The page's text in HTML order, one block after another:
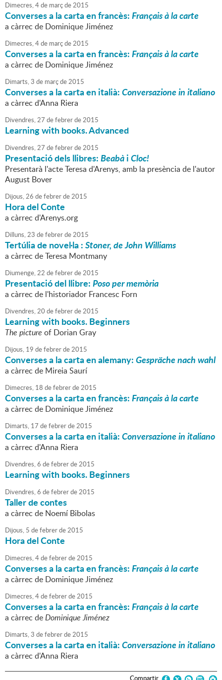
Dimecres,4de marçde2015
Converses a la carta en francès:Français à la carte
a càrrec de Dominique Jiménez
Dimecres,4de marçde2015
Converses a la carta en francès:Français à la carte
a càrrec de Dominique Jiménez
Dimarts,3 de marçde2015
Converses a la carta en italià:Conversazione in italiano
a càrrec d'Anna Riera
Divendres,27 defebrerde2015
Learning with books. Advanced
Divendres,27 defebrerde2015
Presentació dels llibres:BeabàiCloc!
Presentarà l'acte Teresa d'Arenys, amb la presència de l'autor
August Bover
Dijous,26 defebrerde2015
Hora del Conte
a càrrec d'Arenys.org
Dilluns,23 defebrerde2015
Tertúlia de novel·la :Stoner, de John Williams
a càrrec de Teresa Montmany
Diumenge,22 defebrerde2015
Presentació del llibre:Poso per memòria
a càrrec de l'historiador Francesc Forn
Divendres,20 defebrerde2015
Learning with books. Beginners
The picture of Dorian Gray
Dijous, 19 defebrerde2015
Converses a la carta en alemany:Gespräche nach wahl
a càrrec de Mireia Saurí
Dimecres, 18 defebrerde2015
Converses a la carta en francès:Français à la carte
a càrrec de Dominique Jiménez
Dimarts, 17 defebrerde2015
Converses a la carta en italià:Conversazione in italiano
a càrrec d'Anna Riera
Divendres,6 defebrerde2015
Learning with books. Beginners
Divendres,6 defebrerde2015
Taller de contes
a càrrec de Noemí Bibolas
Dijous, 5 defebrerde2015
Hora del Conte
Dimecres,4defebrerde2015
Converses a la carta en francès:Français à la carte
a càrrec de Dominique Jiménez
Dimecres,4defebrerde2015
Converses a la carta en francès:Français à la carte
a càrrec deDominique Jiménez
Dimarts,3 defebrerde2015
Converses a la carta en italià:Conversazione in italiano
a càrrec d'Anna Riera
Compartir